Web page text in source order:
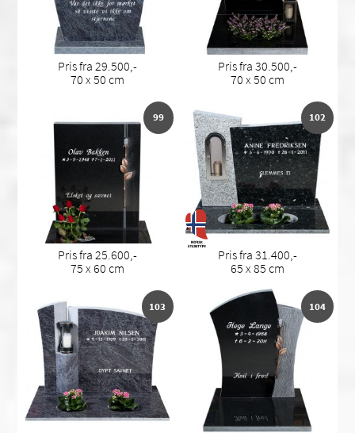
Pris fra 29.500,-
70 x 50 cm
Pris fra 30.500,-
70 x 50 cm
99
Pris fra 25.600,-
75 x 60 cm
102
Pris fra 31.400,-
65 x 85 cm
103 104